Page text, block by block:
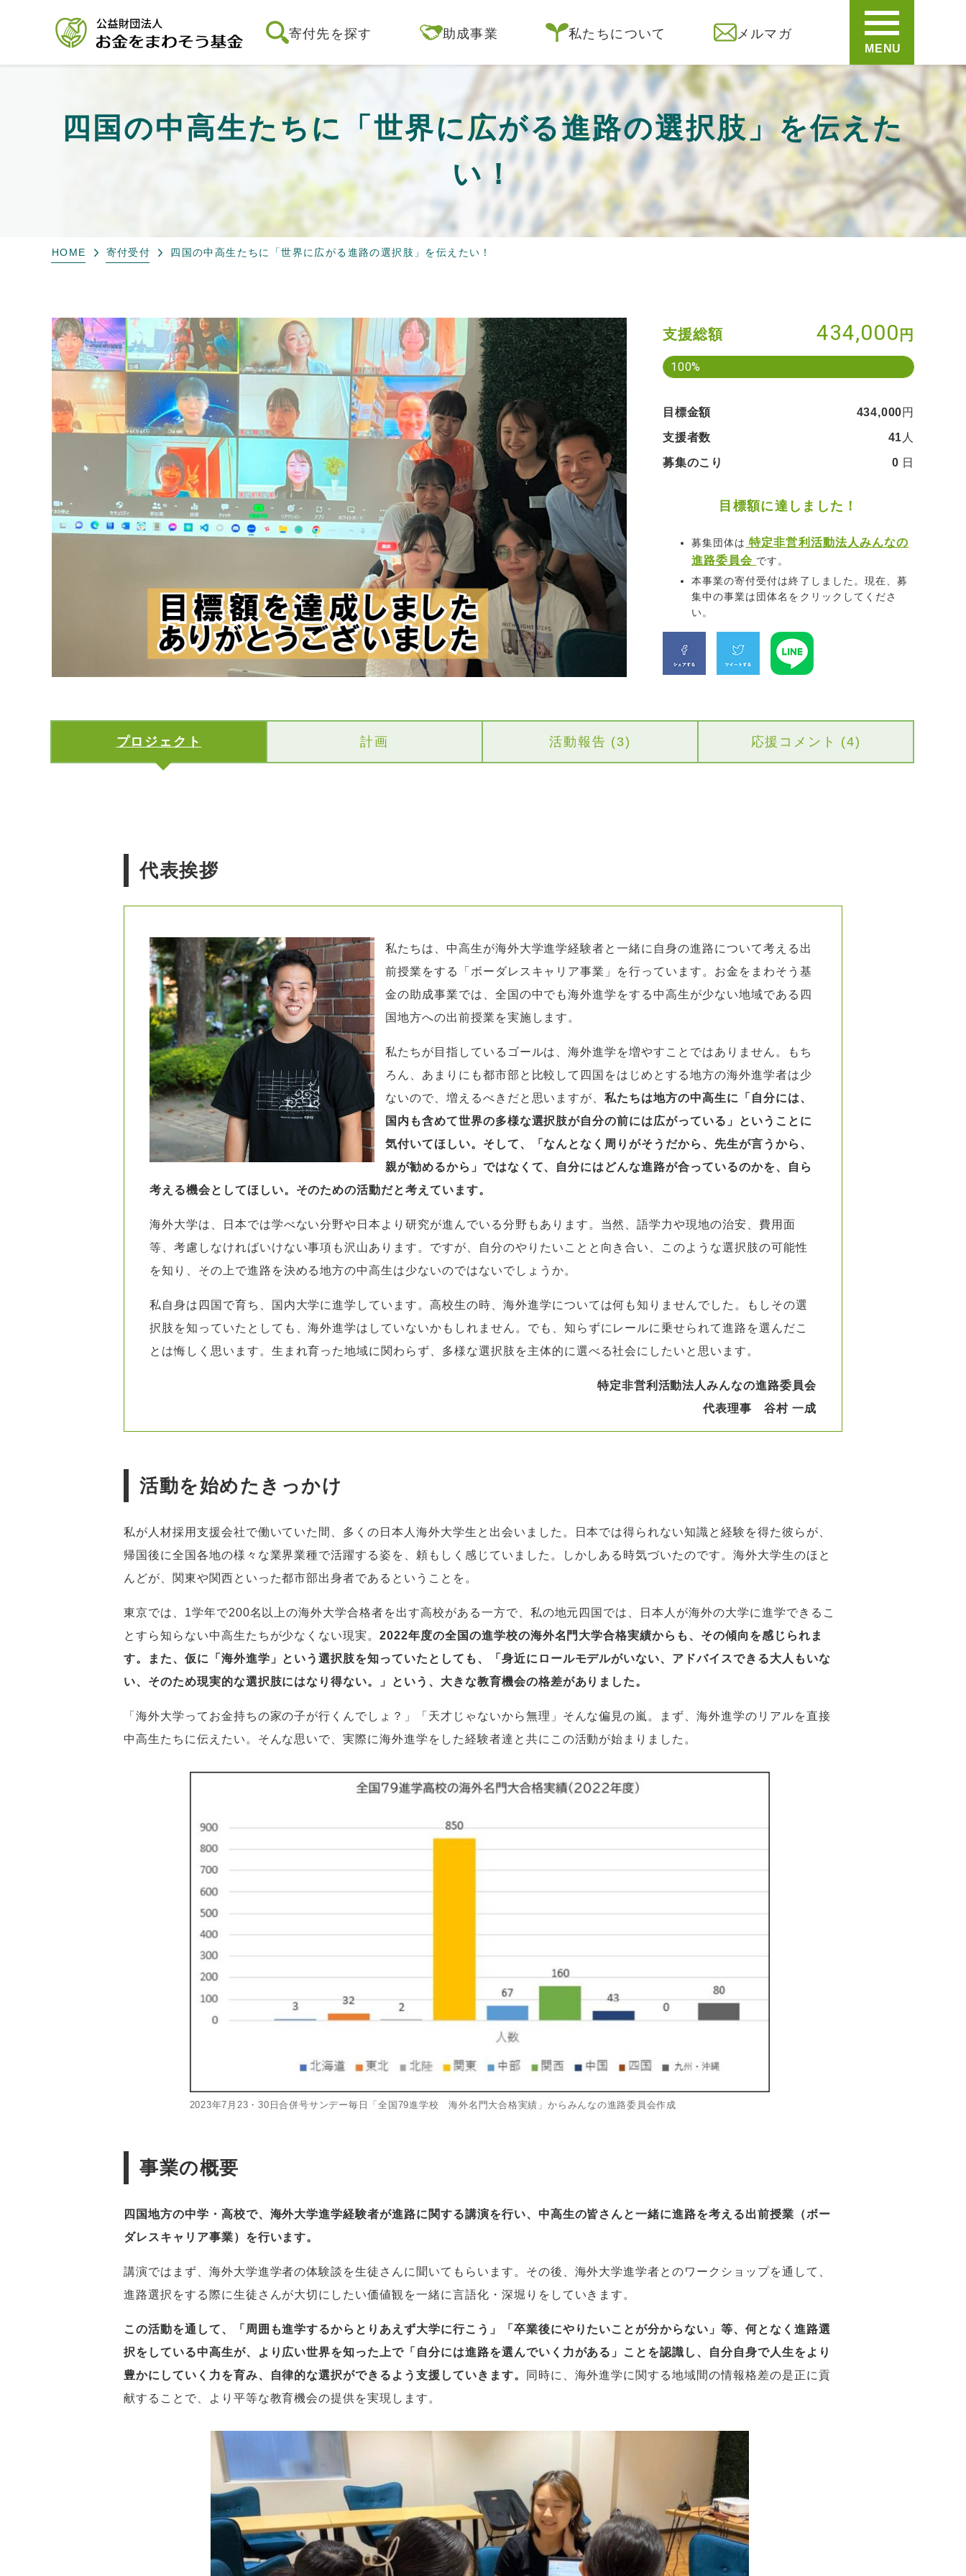
寄付先を探す 助成事業 私たちについて メルマガ
MENU
四国の中高生たちに「世界に広がる進路の選択肢」を伝えた
い！
HOME 寄付受付 四国の中高生たちに「世界に広がる進路の選択肢」を伝えたい！
支援総額 434,000 円
100%
目標金額 434,000円
支援者数 41 人
募集のこり 0 日
目標額に達しました！
募集団体は 特定非営利活動法人みんなの
進路委員会 です。
本事業の寄付受付は終了しました。現在、募
集中の事業は団体名をクリックしてくださ
い。
プロジェクト 計画 活動報告 (3) 応援コメント (4)
代表挨拶
私たちは、中高生が海外大学進学経験者と一緒に自身の進路について考える出
前授業をする「ボーダレスキャリア事業」を行っています。お金をまわそう基
金の助成事業では、全国の中でも海外進学をする中高生が少ない地域である四
国地方への出前授業を実施します。
私たちが目指しているゴールは、海外進学を増やすことではありません。もち
ろん、あまりにも都市部と比較して四国をはじめとする地方の海外進学者は少
ないので、増えるべきだと思いますが、私たちは地方の中高生に「自分には、
国内も含めて世界の多様な選択肢が自分の前には広がっている」ということに
気付いてほしい。そして、「なんとなく周りがそうだから、先生が言うから、
親が勧めるから」ではなくて、自分にはどんな進路が合っているのかを、自ら
考える機会としてほしい。そのための活動だと考えています。
海外大学は、日本では学べない分野や日本より研究が進んでいる分野もあります。当然、語学力や現地の治安、費用面
等、考慮しなければいけない事項も沢山あります。ですが、自分のやりたいことと向き合い、このような選択肢の可能性
を知り、その上で進路を決める地方の中高生は少ないのではないでしょうか。
私自身は四国で育ち、国内大学に進学しています。高校生の時、海外進学については何も知りませんでした。もしその選
択肢を知っていたとしても、海外進学はしていないかもしれません。でも、知らずにレールに乗せられて進路を選んだこ
とは悔しく思います。生まれ育った地域に関わらず、多様な選択肢を主体的に選べる社会にしたいと思います。
特定非営利活動法人みんなの進路委員会
代表理事 谷村 一成
活動を始めたきっかけ
私が人材採用支援会社で働いていた間、多くの日本人海外大学生と出会いました。日本では得られない知識と経験を得た彼らが、
帰国後に全国各地の様々な業界業種で活躍する姿を、頼もしく感じていました。しかしある時気づいたのです。海外大学生のほと
んどが、関東や関西といった都市部出身者であるということを。
東京では、1学年で200名以上の海外大学合格者を出す高校がある一方で、私の地元四国では、日本人が海外の大学に進学できるこ
とすら知らない中高生たちが少なくない現実。2022年度の全国の進学校の海外名門大学合格実績からも、その傾向を感じられま
す。また、仮に「海外進学」という選択肢を知っていたとしても、「身近にロールモデルがいない、アドバイスできる大人もいな
い、そのため現実的な選択肢にはなり得ない。」という、大きな教育機会の格差がありました。
「海外大学ってお金持ちの家の子が行くんでしょ？」「天才じゃないから無理」そんな偏見の嵐。まず、海外進学のリアルを直接
中高生たちに伝えたい。そんな思いで、実際に海外進学をした経験者達と共にこの活動が始まりました。
2023年7月23・30日合併号サンデー毎日「全国79進学校 海外名門大合格実績」からみんなの進路委員会作成
事業の概要
四国地方の中学・高校で、海外大学進学経験者が進路に関する講演を行い、中高生の皆さんと一緒に進路を考える出前授業（ボー
ダレスキャリア事業）を行います。
講演ではまず、海外大学進学者の体験談を生徒さんに聞いてもらいます。その後、海外大学進学者とのワークショップを通して、
進路選択をする際に生徒さんが大切にしたい価値観を一緒に言語化・深堀りをしていきます。
この活動を通して、「周囲も進学するからとりあえず大学に行こう」「卒業後にやりたいことが分からない」等、何となく進路選
択をしている中高生が、より広い世界を知った上で「自分には進路を選んでいく力がある」ことを認識し、自分自身で人生をより
豊かにしていく力を育み、自律的な選択ができるよう支援していきます。
同時に、海外進学に関する地域間の情報格差の是正に貢
献することで、より平等な教育機会の提供を実現します。